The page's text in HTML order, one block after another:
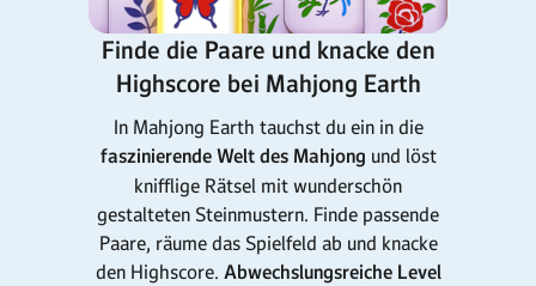
Finde die Paare und knacke den
Highscore bei Mahjong Earth
In Mahjong Earth tauchst du ein in die
faszinierende Welt des Mahjong und löst
knifflige Rätsel mit wunderschön
gestalteten Steinmustern. Finde passende
Paare, räume das Spielfeld ab und knacke
den Highscore. Abwechslungsreiche Level